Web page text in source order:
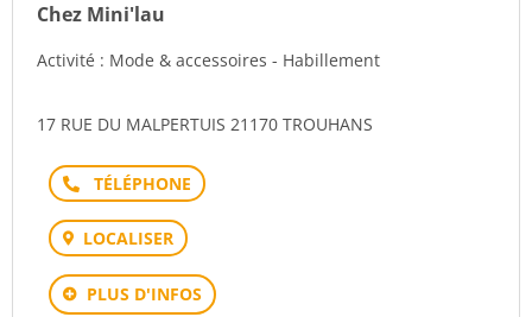
Chez Mini'lau
Activité : Mode & accessoires - Habillement
17 RUE DU MALPERTUIS 21170 TROUHANS
Téléphone
LOCALISER
PLUS D'INFOS